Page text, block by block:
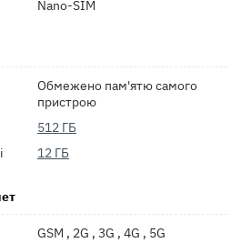
Nano-SIM
Обмежено пам'ятю самого
пристрою
512 ГБ
12 ГБ
GSM , 2G , 3G , 4G , 5G